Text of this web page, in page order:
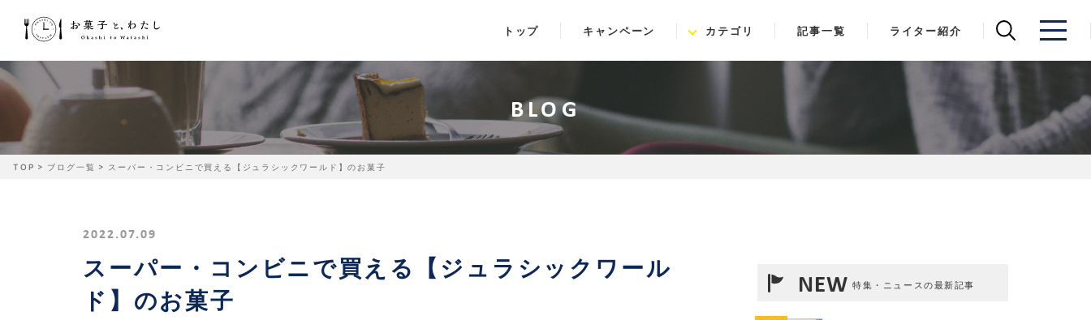
トップ キャンペーン カテゴリ 記事一覧 ライター紹介
BLOG
TOP ブログ一覧 スーパー・コンビニで買える【ジュラシックワールド】のお菓子
2022.07.09
スーパー・コンビニで買える【ジュラシックワール
ド】のお菓子
NEW 特集・ニュースの最新記事